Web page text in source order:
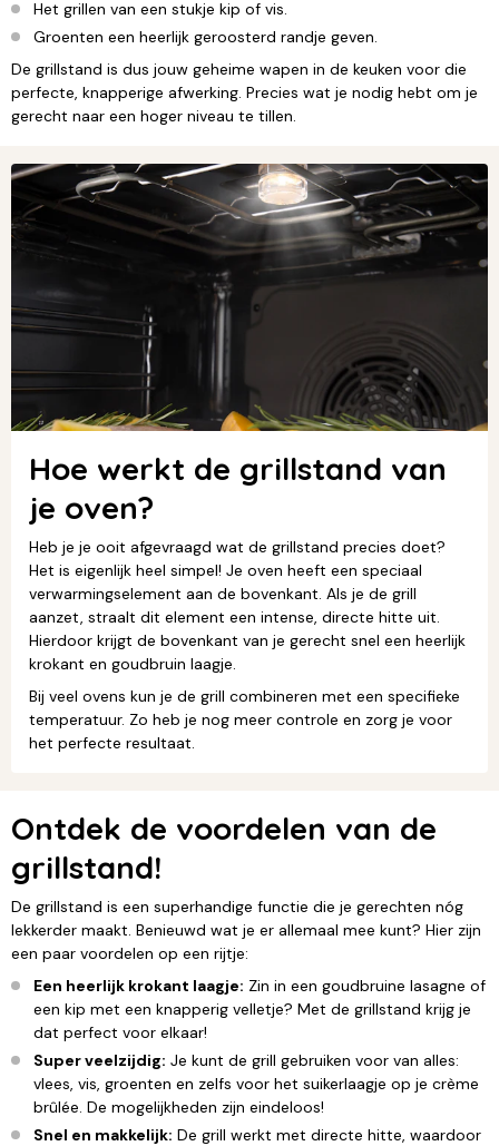
Het grillen van een stukje kip of vis.
Groenten een heerlijk geroosterd randje geven.
De grillstand is dus jouw geheime wapen in de keuken voor die
perfecte, knapperige afwerking. Precies wat je nodig hebt om je
gerecht naar een hoger niveau te tillen.
Hoe werkt de grillstand van
je oven?
Heb je je ooit afgevraagd wat de grillstand precies doet?
Het is eigenlijk heel simpel! Je oven heeft een speciaal
verwarmingselement aan de bovenkant. Als je de grill
aanzet, straalt dit element een intense, directe hitte uit.
Hierdoor krijgt de bovenkant van je gerecht snel een heerlijk
krokant en goudbruin laagje.
Bij veel ovens kun je de grill combineren met een specifieke
temperatuur. Zo heb je nog meer controle en zorg je voor
het perfecte resultaat.
Ontdek de voordelen van de
grillstand!
De grillstand is een superhandige functie die je gerechten nóg
lekkerder maakt. Benieuwd wat je er allemaal mee kunt? Hier zijn
een paar voordelen op een rijtje:
Een heerlijk krokant laagje: Zin in een goudbruine lasagne of
een kip met een knapperig velletje? Met de grillstand krijg je
dat perfect voor elkaar!
Super veelzijdig: Je kunt de grill gebruiken voor van alles:
vlees, vis, groenten en zelfs voor het suikerlaagje op je crème
brûlée. De mogelijkheden zijn eindeloos!
Snel en makkelijk: De grill werkt met directe hitte, waardoor